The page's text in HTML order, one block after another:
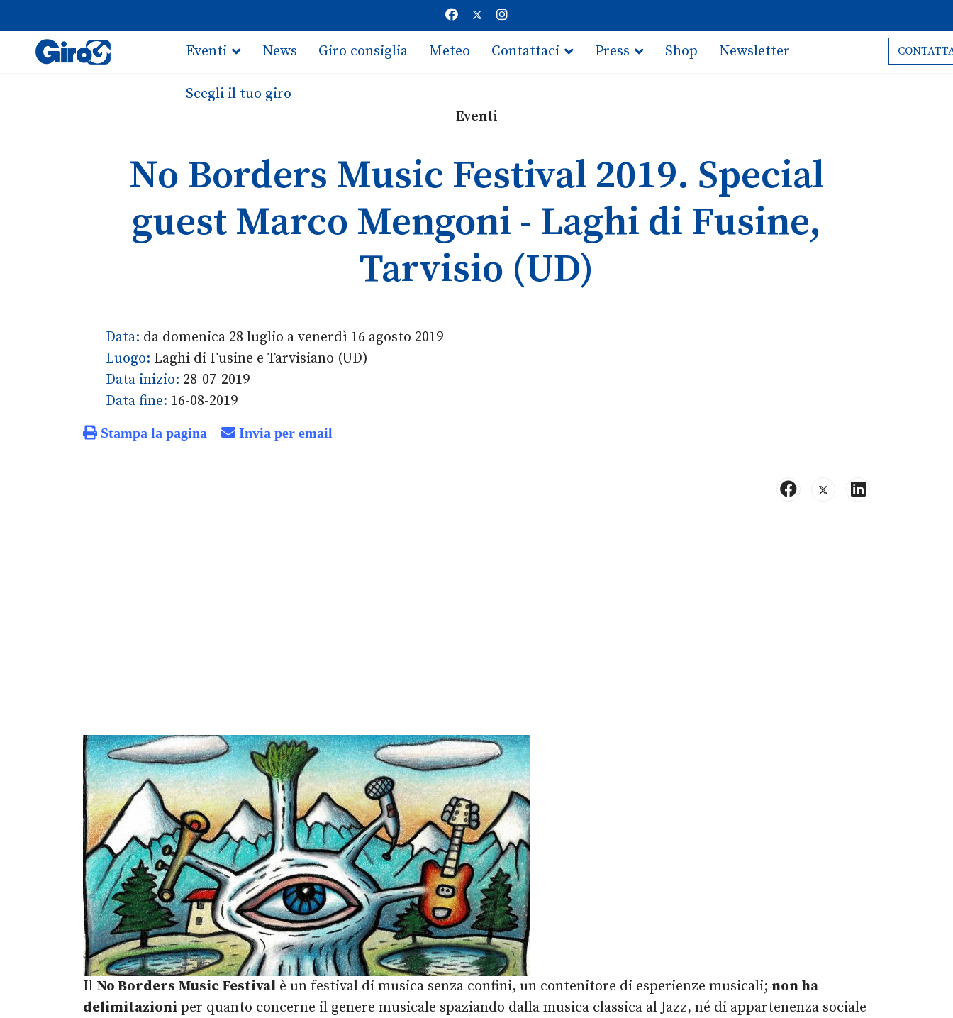
Eventi News Giro consiglia Meteo Contattaci Press Shop Newsletter
Scegli il tuo giro
Eventi
No Borders Music Festival 2019. Special
guest Marco Mengoni - Laghi di Fusine,
Tarvisio (UD)
Data: da domenica 28 luglio a venerdì 16 agosto 2019
Luogo: Laghi di Fusine e Tarvisiano (UD)
Data inizio: 28-07-2019
Data fine: 16-08-2019
Stampa la pagina Invia per email
Il No Borders Music Festival è un festival di musica senza confini, un contenitore di esperienze musicali; non ha
delimitazioni per quanto concerne il genere musicale spaziando dalla musica classica al Jazz, né di appartenenza sociale